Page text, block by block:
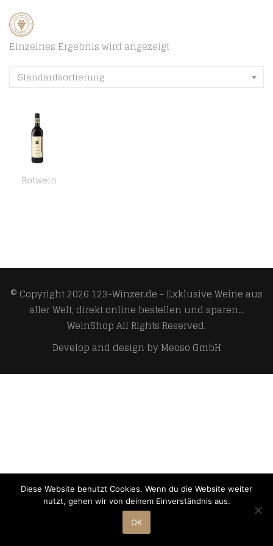
Einzelnes Ergebnis wird angezeigt
Standardsortierung
Rotwein
© Copyright 2026 123-Winzer.de - Exklusive Weine aus
aller Welt, direkt online bestellen und sparen...
WeinShopAll Rights Reserved.
Develop and design byMeoso GmbH
Diese Website benutzt Cookies. Wenn du die Website weiter
nutzt, gehen wir von deinem Einverständnis aus.
OK